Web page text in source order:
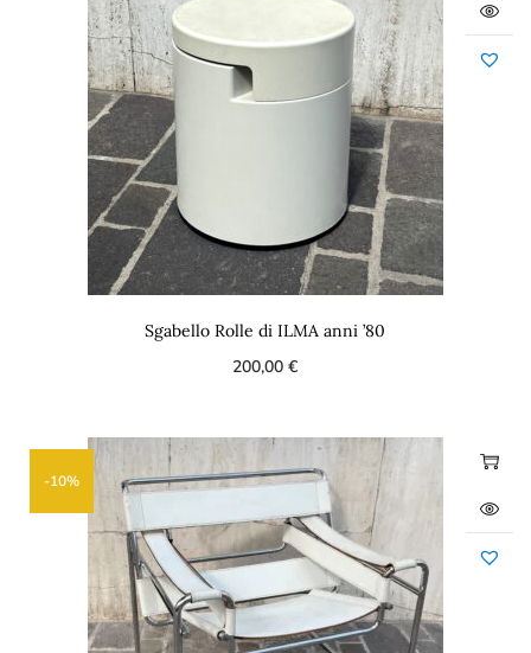
Sgabello Rolle di ILMA anni ’80
200,00€
-10%